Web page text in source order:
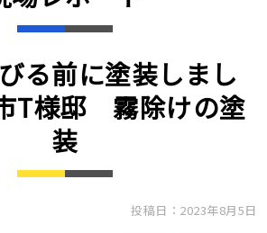
る前に塗装しまし
T様邸 霧除けの塗
装
投稿日：2023年8月5日